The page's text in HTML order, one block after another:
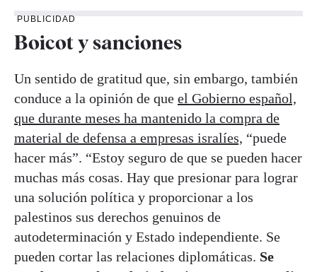
PUBLICIDAD
Boicot y sanciones
Un sentido de gratitud que, sin embargo, también
conduce a la opinión de que el Gobierno español,
que durante meses ha mantenido la compra de
material de defensa a empresas isralíes, “puede
hacer más”. “Estoy seguro de que se pueden hacer
muchas más cosas. Hay que presionar para lograr
una solución política y proporcionar a los
palestinos sus derechos genuinos de
autodeterminación y Estado independiente. Se
pueden cortar las relaciones diplomáticas. Se